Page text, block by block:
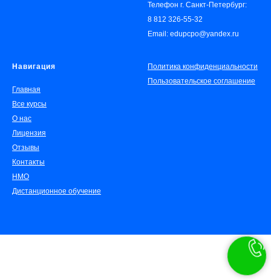
Телефон г. Санкт-Петербург:
8 812 326-55-32
Email: edupcpo@yandex.ru
Навигация
Главная
Все курсы
О нас
Лицензия
Отзывы
Контакты
НМО
Дистанционное обучение
Политика конфиденциальности
Пользовательское соглашение